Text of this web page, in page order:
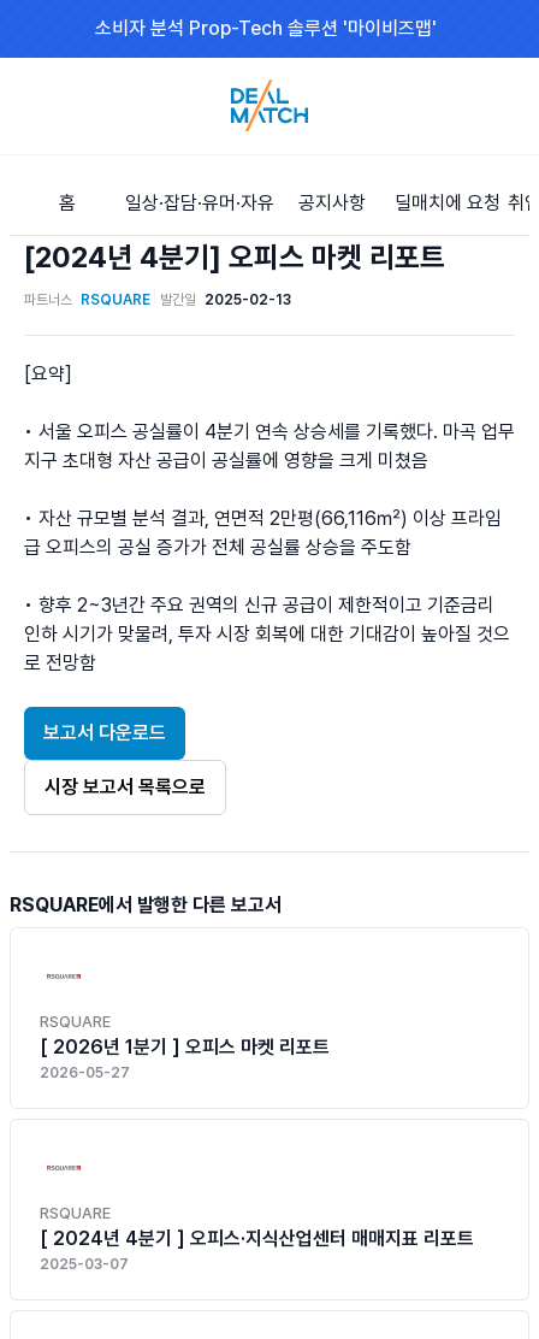
소비자 분석 Prop-Tech 솔루션 '마이비즈맵'
홈 일상·잡담·유머·자유 공지사항 딜매치에 요청 취
[2024년 4분기] 오피스 마켓 리포트
파트너스 RSQUARE 발간일 2025-02-13
[요약]
• 서울 오피스 공실률이 4분기 연속 상승세를 기록했다. 마곡 업무
지구 초대형 자산 공급이 공실률에 영향을 크게 미쳤음
• 자산 규모별 분석 결과, 연면적 2만평(66,116㎡) 이상 프라임
급 오피스의 공실 증가가 전체 공실률 상승을 주도함
• 향후 2~3년간 주요 권역의 신규 공급이 제한적이고 기준금리
인하 시기가 맞물려, 투자 시장 회복에 대한 기대감이 높아질 것으
로 전망함
보고서 다운로드
시장 보고서 목록으로
RSQUARE에서 발행한 다른 보고서
RSQUARE
[ 2026년 1분기 ] 오피스 마켓 리포트
2026-05-27
RSQUARE
[ 2024년 4분기 ] 오피스·지식산업센터 매매지표 리포트
2025-03-07